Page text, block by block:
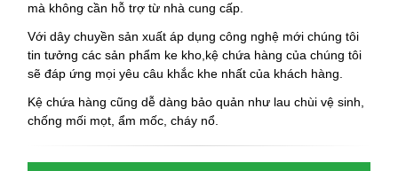
mà không cần hỗ trợ từ nhà cung cấp.
Với dây chuyền sản xuất áp dụng công nghệ mới chúng tôi
tin tưởng các sản phẩm ke kho,kệ chứa hàng của chúng tôi
sẽ đáp ứng mọi yêu câu khắc khe nhất của khách hàng.
Kệ chứa hàngcũng dễ dàng bảo quản như lau chùi vệ sinh,
chống mối mọt, ẩm mốc, cháy nổ.